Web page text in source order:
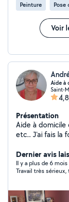
Peinture Pose
Voir
Aide à
Saint-
Présentation
Aide à domicile et travaux Je fais
etc.. J'ai fais la formation des maladies
attestation il y
fais aussi de la
avec pathologies
d'appartement . Airbnb Ensuite peintures ,
Dernier avis
Il y a plus de 6 mois
Travail très